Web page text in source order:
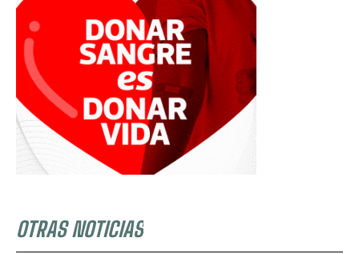
OTRAS NOTICIAS